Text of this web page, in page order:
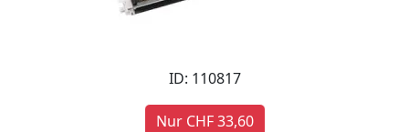
ID: 110817
Nur CHF 33,60